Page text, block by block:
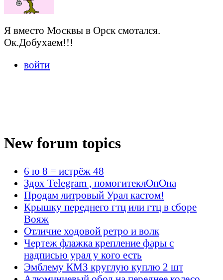
Я вместо Москвы в Орск смотался.
Ок.Добухаем!!!
войти
New forum topics
6 ю 8 = истрёж 48
Здох Telegram , помогитеклОпОна
Продам литровый Урал кастом!
Крышку переднего гтц или гтц в сборе
Вояж
Отличие ходовой ретро и волк
Чертеж флажка крепление фары с
надписью урал у кого есть
Эмблему КМЗ круглую куплю 2 шт